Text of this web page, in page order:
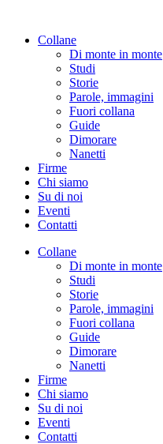
contenutoCollane
Di monte in monte
Studi
Storie
Parole, immagini
Fuori collana
Guide
Dimorare
Nanetti
Firme
Chi siamo
Su di noi
Eventi
Contatti
Collane
Di monte in monte
Studi
Storie
Parole, immagini
Fuori collana
Guide
Dimorare
Nanetti
Firme
Chi siamo
Su di noi
Eventi
Contatti